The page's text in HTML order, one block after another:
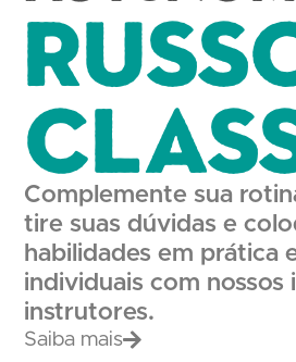
Complemente sua
tire suas dúvidas e
habilidades em prática
individuais com nossos
instrutores.
Saiba mais